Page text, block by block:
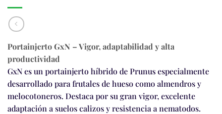
Portainjerto GxN – Vigor, adaptabilidad y alta
productividad
GxN es un portainjerto híbrido de Prunus especialmente
desarrollado para frutales de hueso como almendros y
melocotoneros. Destaca por su gran vigor, excelente
adaptación a suelos calizos y resistencia a nematodos.